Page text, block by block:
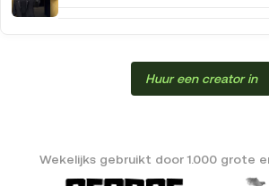
Huur een creator in
Wekelijks gebruikt door 1.000 grote